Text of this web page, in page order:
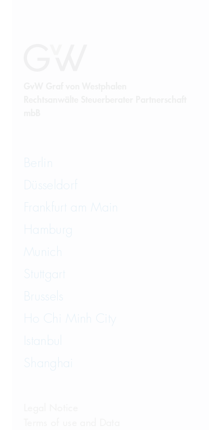
Berlin
Düsseldorf
Frankfurt am Main
Hamburg
Munich
Stuttgart
Brussels
Ho Chi Minh City
Istanbul
Shanghai